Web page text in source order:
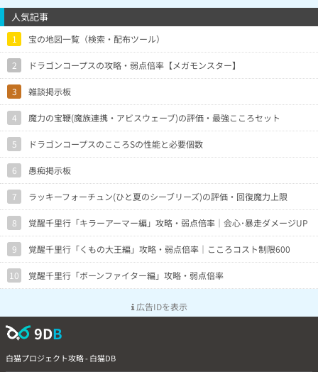
人気記事
1 宝の地図一覧（検索・配布ツール）
2 ドラゴンコープスの攻略・弱点倍率【メガモンスター】
3 雑談掲示板
4 魔力の宝鞭(魔族連携・アビスウェーブ)の評価・最強こころセット
5 ドラゴンコープスのこころSの性能と必要個数
6 愚痴掲示板
7 ラッキーフォーチュン(ひと夏のシーブリーズ)の評価・回復魔力上限
8 覚醒千里行「キラーアーマー編」攻略・弱点倍率｜会心･暴走ダメージUP
9 覚醒千里行「くもの大王編」攻略・弱点倍率｜こころコスト制限600
10 覚醒千里行「ボーンファイター編」攻略・弱点倍率
広告IDを表示
9DB
白猫プロジェクト攻略 - 白猫DB